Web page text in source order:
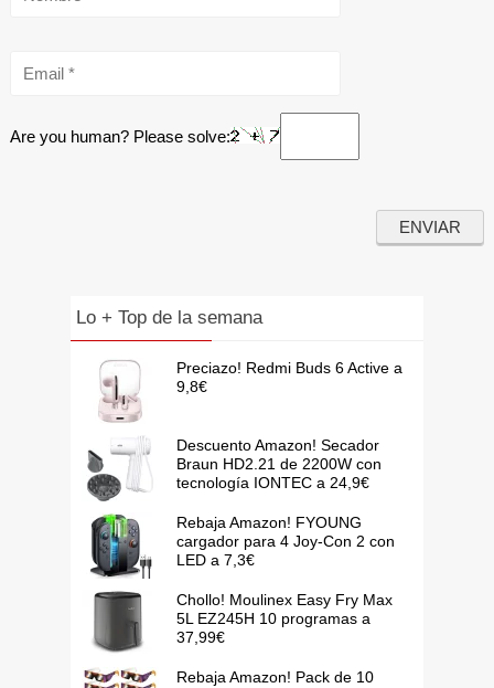
Are you human? Please solve:
Lo + Top de la semana
Preciazo! Redmi Buds 6 Active a
9,8€
Descuento Amazon! Secador
Braun HD2.21 de 2200W con
tecnología IONTEC a 24,9€
Rebaja Amazon! FYOUNG
cargador para 4 Joy-Con 2 con
LED a 7,3€
Chollo! Moulinex Easy Fry Max
5L EZ245H 10 programas a
37,99€
Rebaja Amazon! Pack de 10